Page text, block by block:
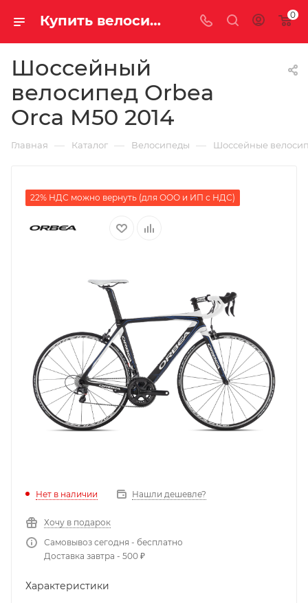
Купить велосипед для шоссе Orbea Orca M50 2014 на за 198230.00000000 рублей в Саратове и Энгельсе 0
Шоссейный
велосипед Orbea
Orca M50 2014
Главная — Каталог — Велосипеды — Шоссейные
22% НДС можно вернуть (для ООО и ИП с НДС)
Нет в наличии Нашли дешевле?
Хочу в подарок
Самовывоз сегодня - бесплатно
Доставка завтра - 500 ₽
Характеристики